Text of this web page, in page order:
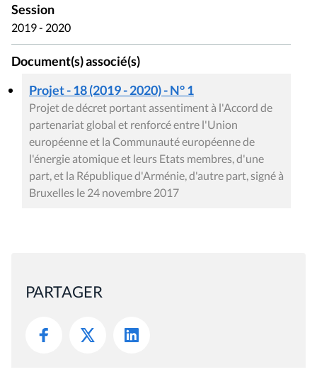
Session
2019 - 2020
Document(s) associé(s)
Projet - 18 (2019 - 2020) - N° 1
Projet de décret portant assentiment à l'Accord de
partenariat global et renforcé entre l'Union
européenne et la Communauté européenne de
l'énergie atomique et leurs Etats membres, d'une
part, et la République d'Arménie, d'autre part, signé à
Bruxelles le 24 novembre 2017
PARTAGER